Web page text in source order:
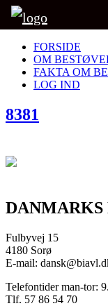
FORSIDE
OM
FAKTA OM
LOG IND
8381
DANMARKS
Fulbyvej 15
4180 Sorø
E-mail:
Telefontider man-tor:
Tlf. 57 86 54 70